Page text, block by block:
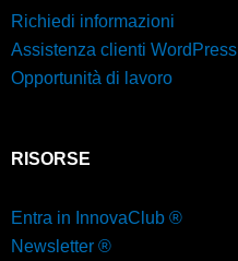
Richiedi informazioni
Assistenza clienti WordPress
Opportunità di lavoro
RISORSE
Entra in InnovaClub ®
Newsletter ®